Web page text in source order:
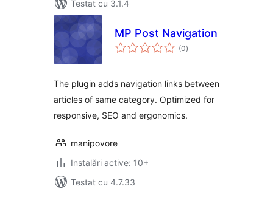
Testat cu 3.1.4
MP Post Navigation
(0total
aprecieri
)
The plugin adds navigation links between
articles of same category. Optimized for
responsive, SEO and ergonomics.
manipovore
Instalări active: 10+
Testat cu 4.7.33